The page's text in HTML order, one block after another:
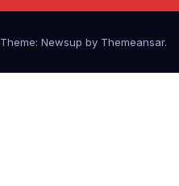
Theme: Newsup by Themeansar.